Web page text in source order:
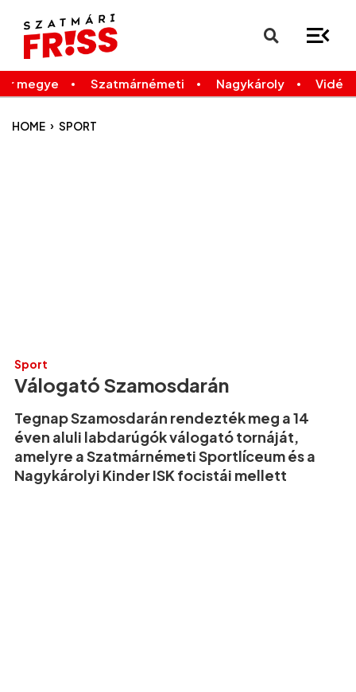
Legfrissebb
megye Szatmárnémeti Nagykároly Vidék
HOME › SPORT
Sport
Válogató Szamosdarán
Tegnap Szamosdarán rendezték meg a 14
éven aluli labdarúgók válogató tornáját,
amelyre a Szatmárnémeti Sportlíceum és a
Nagykárolyi Kinder ISK focistái mellett